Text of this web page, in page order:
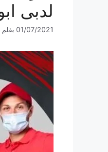
لدبى
01/07/2021 بقلم